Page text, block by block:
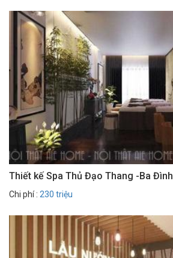
Thiết kế Spa Thủ Đạo Thang -Ba Đình
Chi phí : 230 triệu